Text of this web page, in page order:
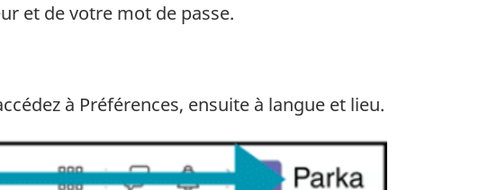
et de votre mot de passe.
à Préférences, ensuite à langue et lieu.